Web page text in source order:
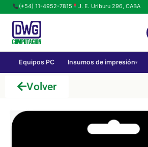
(+54) 11-4952-7815 J. E. Uriburu 296, CABA
Equipos PC Insumos de impresión▾
Volver